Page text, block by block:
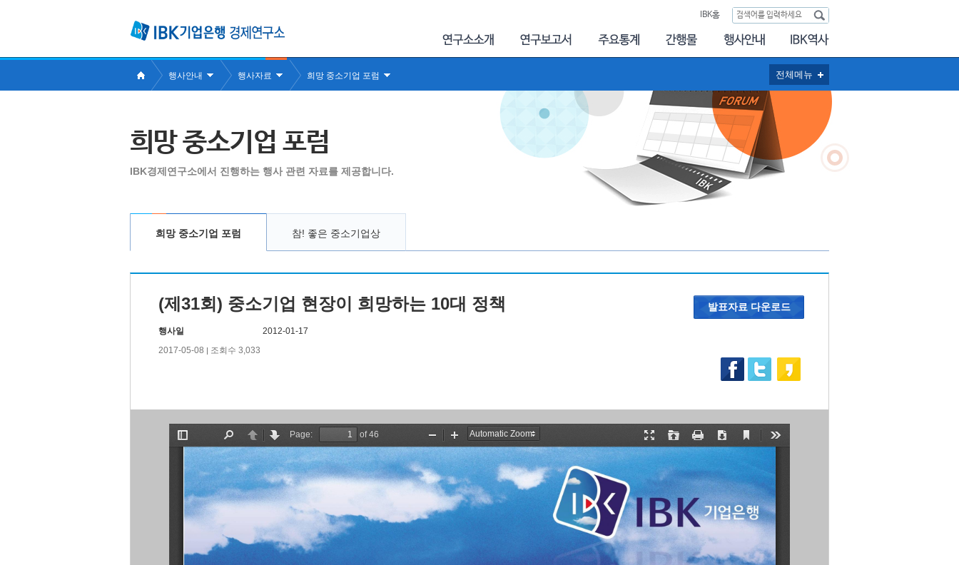
IBK홈
전체메뉴
행사안내 행사자료 희망 중소기업 포럼
희망 중소기업 포럼
IBK경제연구소에서 진행하는 행사 관련 자료를 제공합니다.
희망 중소기업 포럼 참! 좋은 중소기업상
(제31회) 중소기업 현장이 희망하는 10대 정책
행사일
2012-01-17
2017-05-08 | 조회수 3,033
발표자료 다운로드